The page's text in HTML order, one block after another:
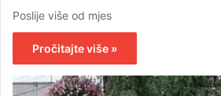
Poslije više od mjes
Pročitajte više »